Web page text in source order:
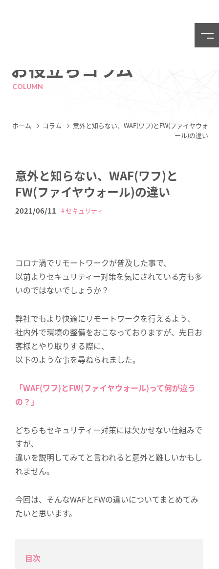
お役立ちコラム
COLUMN
ホーム コラム
意外と知らない、WAF(ワフ)とFW(ファイヤウォ
ール)の違い
意外と知らない、WAF(ワフ)と
FW(ファイヤウォール)の違い
2021/06/11 セキュリティ
コロナ渦でリモートワークが普及した事で、
以前よりセキュリティー対策を気にされている方も多
いのではないでしょうか？
弊社でもより快適にリモートワークを行えるよう、
社内外で環境の整備をおこなっておりますが、先日お
客様とやり取りする際に、
以下のような事を尋ねられました。
「WAF(ワフ)とFW(ファイヤウォール)って何が違う
の？」
どちらもセキュリティー対策には欠かせない仕組みで
すが、
違いを説明してみてと言われると意外と難しいかもし
れません。
今回は、そんなWAFとFWの違いについてまとめてみ
たいと思います。
目次